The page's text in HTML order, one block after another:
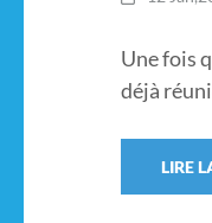
Une fois
déjà
LIRE